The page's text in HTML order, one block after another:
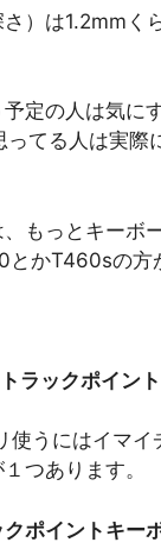
）は1.2mmく
定の人は気
てる人は実際
もっとキーボ
かT460sの方
ラックポイン
使うにはイマ
つあります。
クポイントキー